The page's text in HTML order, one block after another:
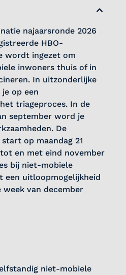
najaarsronde 2026
HBO-
wordt ingezet om
inwoners thuis of in
In uitzonderlijke
op een
triageproces. In de
september word je
De
op maandag 21
en met eind november
bij niet-mobiele
een uitloopmogelijkheid
van december
niet-mobiele